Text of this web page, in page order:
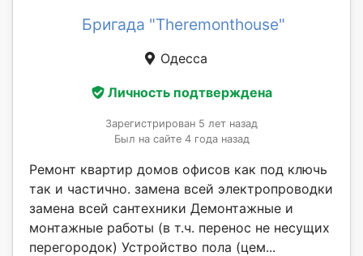
Бригада "Theremonthouse"
Одесса
Личность подтверждена
Зарегистрирован 5 лет назад
Был на сайте 4 года назад
Ремонт квартир домов офисов как под ключь
так и частично. замена всей электропроводки
замена всей сантехники Демонтажные и
монтажные работы (в т.ч. перенос не несущих
перегородок) Устройство пола (цем...